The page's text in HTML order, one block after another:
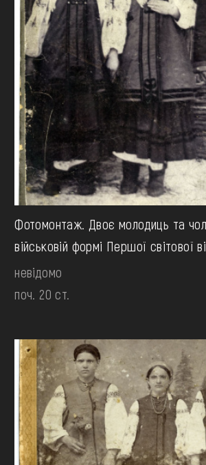
Фотомонтаж. Двоє молодиць та
військовій формі Першої світової
невідомо
поч. 20 ст.